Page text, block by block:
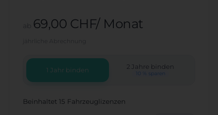
ab 69,00 CHF/ Monat
1 Jahr binden 2 Jahre binden
10 % sparen
Beinhaltet 15 Fahrzeuglizenzen